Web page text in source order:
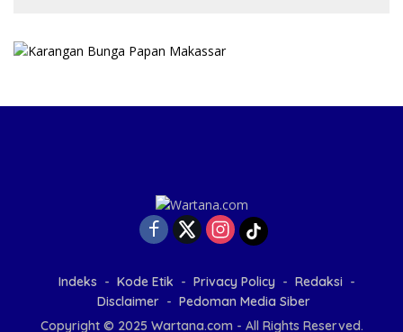
Indeks Kode Etik Privacy Policy
Redaksi
Disclaimer
Pedoman Media Siber
Copyright © 2025 Wartana.com - All Rights Reserved.